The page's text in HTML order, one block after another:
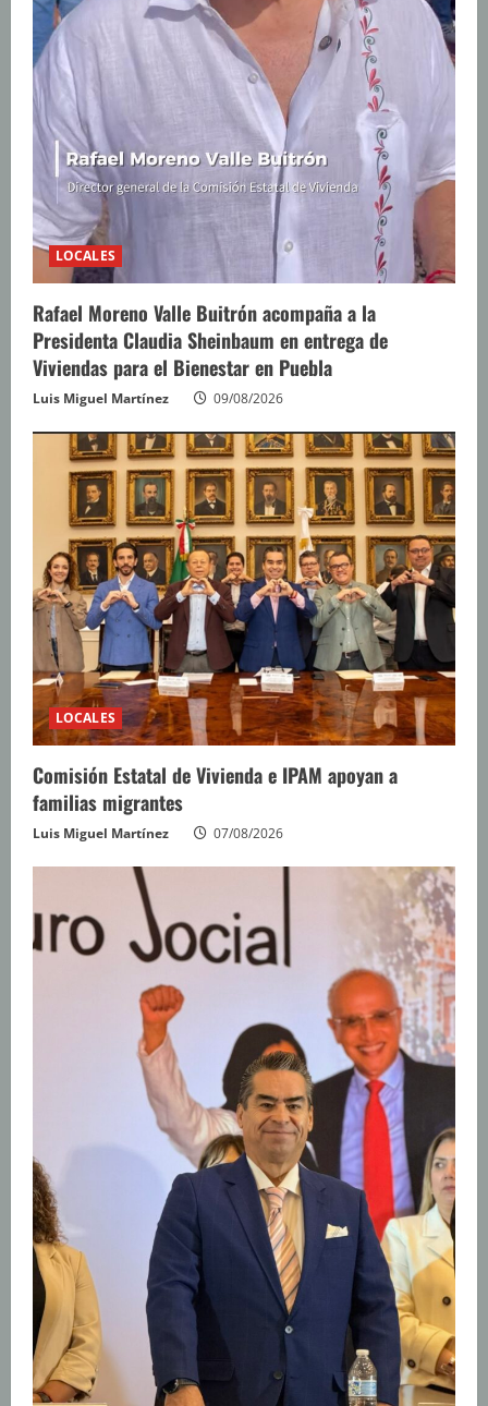
LOCALES
Rafael Moreno Valle Buitrón acompaña a la
Presidenta Claudia Sheinbaum en entrega de
Viviendas para el Bienestar en Puebla
Luis Miguel Martínez 09/08/2026
LOCALES
Comisión Estatal de Vivienda e IPAM apoyan a
familias migrantes
Luis Miguel Martínez 07/08/2026